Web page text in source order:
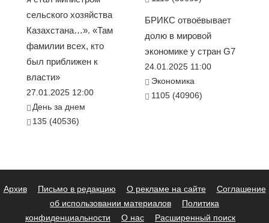
сельского хозяйства
Казахстана…». «Там
фамилии всех, кто
был приближен к
власти»
27.01.2025 12:00
День за днем
135 (40536)
БРИКС отвоёвывает
долю в мировой
экономике у стран G7
24.01.2025 11:00
Экономика
1105 (40906)
Архив Письмо в редакцию О рекламе на сайте
Соглашение
об использовании материалов
Политика
конфиденциальности
О нас Расширенный поиск